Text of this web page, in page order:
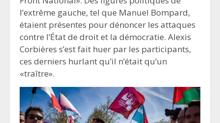
l’extrême gauche, tel que Manuel Bompard,
étaient présentes pour dénoncer les attaques
contre l’État de droit et la démocratie. Alexis
Corbières s’est fait huer par les participants,
ces derniers hurlant qu’il n’était qu’un
«traître».